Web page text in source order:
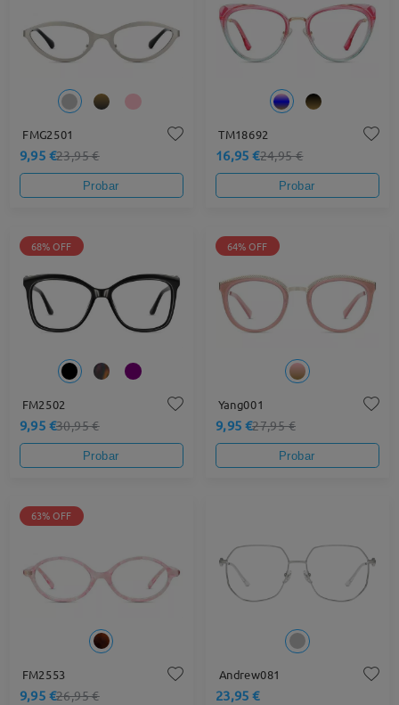
FMG2501
9,95 €23,95 €
Probar
TM18692
16,95 €24,95 €
Probar
68% OFF
FM2502
9,95 €30,95 €
Probar
64% OFF
Yang001
9,95 €27,95 €
Probar
63% OFF
FM2553
9,95 €26,95 €
Andrew081
23,95 €